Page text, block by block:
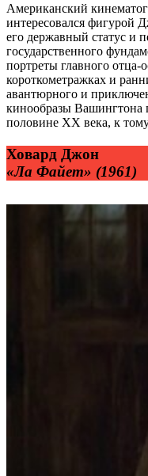
Американский
интересовался фигурой
его державный статус и
государственного
портреты главного отца-
короткометражках и
авантюрного и
кинообразы Вашингтона
половине XX века, к
Ховард Джон
«Ла Файет» (1961)